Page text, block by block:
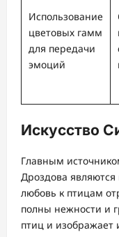
Использование
цветовых гамм
для передачи
эмоций
Искусство
Главным
Дроздова
любовь к птицам
полны нежности и
птиц и